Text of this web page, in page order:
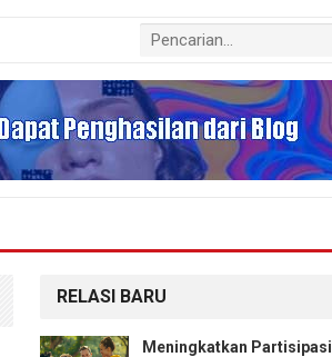
RELASI BARU
Meningkatkan Partisipasi